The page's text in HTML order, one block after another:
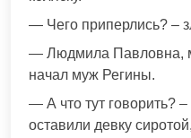
— Чего приперлись? –
— Людмила Павловна,
начал муж Регины.
— А что тут говорить?
оставили девку